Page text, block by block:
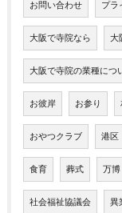
お問い合わせ プラ
大阪で寺院なら 大
大阪で寺院の業種につ
お彼岸 お参り
おやつクラブ 港区
食育 葬式 万博
社会福祉協議会 異